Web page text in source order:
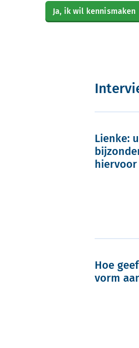
Ja, ik wil kennismaken
Lienke:
hiervoor
Hoe
vorm